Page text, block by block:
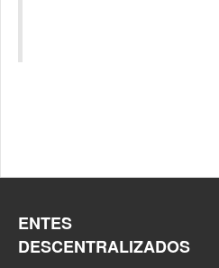
ENTES
DESCENTRALIZADOS